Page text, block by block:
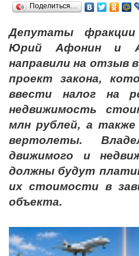
Поделиться…
Депутаты
Юрий Афонин и
направили на отзыв
проект закона,
ввести налог на
недвижимость
млн рублей, а
вертолеты.
движимого и
должны будут
их стоимости в
объекта.